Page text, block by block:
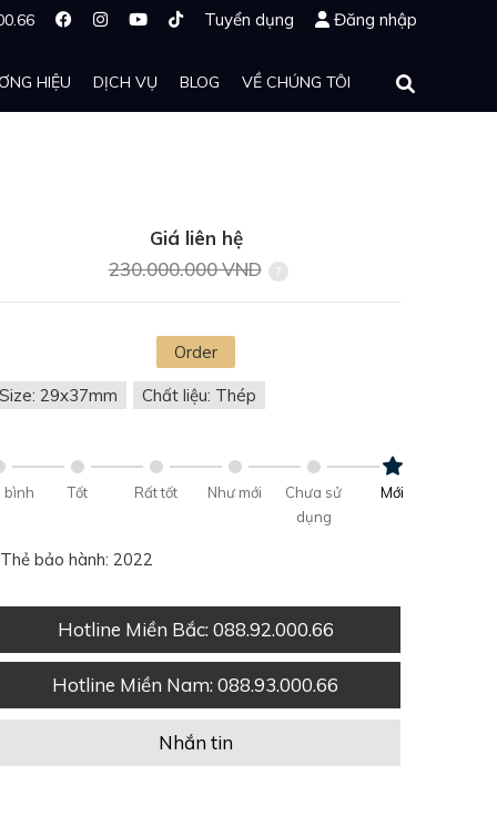
Tuyển dụng Đăng nhập
HIỆU DỊCH VỤ BLOG VỀ CHÚNG TÔI
Giá liên hệ
230.000.000 VND
Order
Size: 29x37mm Chất liệu: Thép
bình Tốt Rất tốt Như mới
Chưa sử
dụng
Mới
Thẻ bảo hành: 2022
Hotline Miền Bắc: 088.92.000.66
Hotline Miền Nam: 088.93.000.66
Nhắn tin